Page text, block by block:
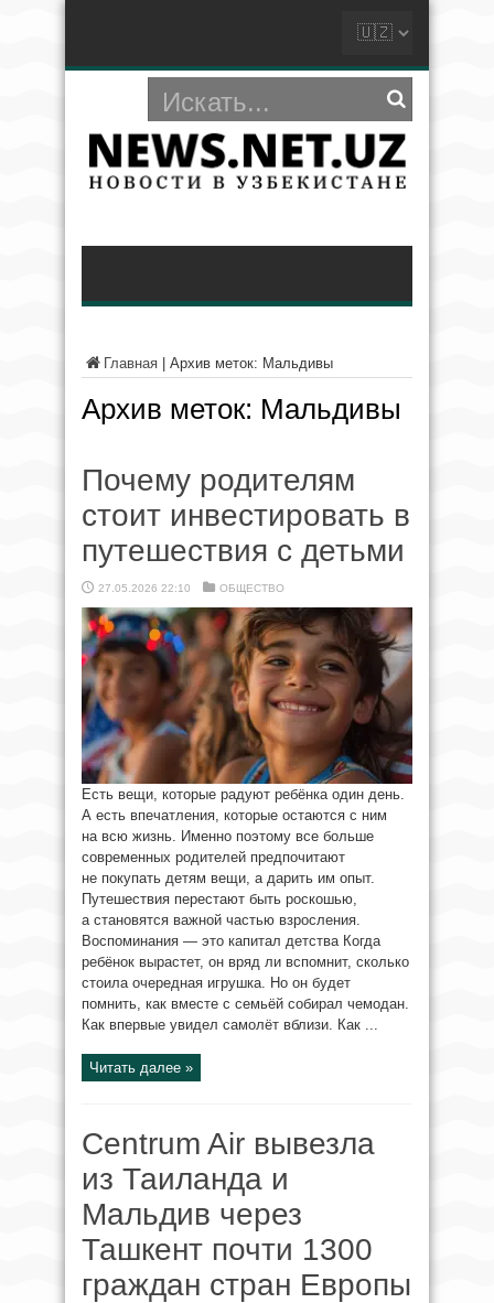
Главная Архив меток: Мальдивы
Архив меток: Мальдивы
Почему родителям
стоит инвестировать в
путешествия с детьми
27.05.2026 22:10 ОБЩЕСТВО
Есть вещи, которые радуют ребёнка один день.
А есть впечатления, которые остаются с ним
на всю жизнь. Именно поэтому все больше
современных родителей предпочитают
не покупать детям вещи, а дарить им опыт.
Путешествия перестают быть роскошью,
а становятся важной частью взросления.
Воспоминания — это капитал детства Когда
ребёнок вырастет, он вряд ли вспомнит, сколько
стоила очередная игрушка. Но он будет
помнить, как вместе с семьёй собирал чемодан.
Как впервые увидел самолёт вблизи. Как ...
Читать далее »
Centrum Air вывезла
из Таиланда и
Мальдив через
Ташкент почти 1300
граждан стран Европы